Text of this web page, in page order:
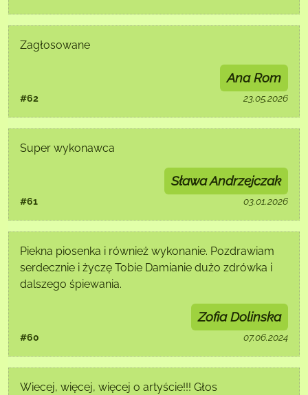
Zagłosowane
#62
Ana Rom
23.05.2026
Super wykonawca
#61
Sława Andrzejczak
03.01.2026
Piekna piosenka i również wykonanie. Pozdrawiam
serdecznie i życzę Tobie Damianie dużo zdrówka i
dalszego śpiewania.
#60
Zofia Dolinska
07.06.2024
Wiecej, więcej, więcej o artyście!!! Głos